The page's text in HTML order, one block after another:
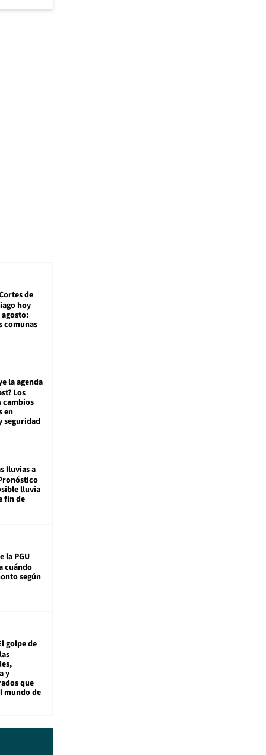
de
hoy
agosto:
comunas
la agenda
Los
cambios
en
seguridad
lluvias a
lluvia
fin de
la PGU
cuándo
según
golpe de
y
que
mundo de